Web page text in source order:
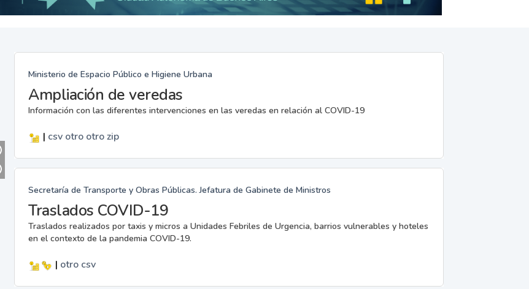
Ministerio de Espacio Público e Higiene Urbana
Ampliación de veredas
Información con las diferentes intervenciones en las veredas en relación al COVID-19
| csv otro otrozip
Secretaría de Transporte y Obras Públicas. Jefatura de Gabinete de Ministros
Traslados COVID-19
Traslados realizados por taxis y micros a Unidades Febriles de Urgencia, barrios vulnerables y hoteles
en el contexto de la pandemia COVID-19.
| otro csv